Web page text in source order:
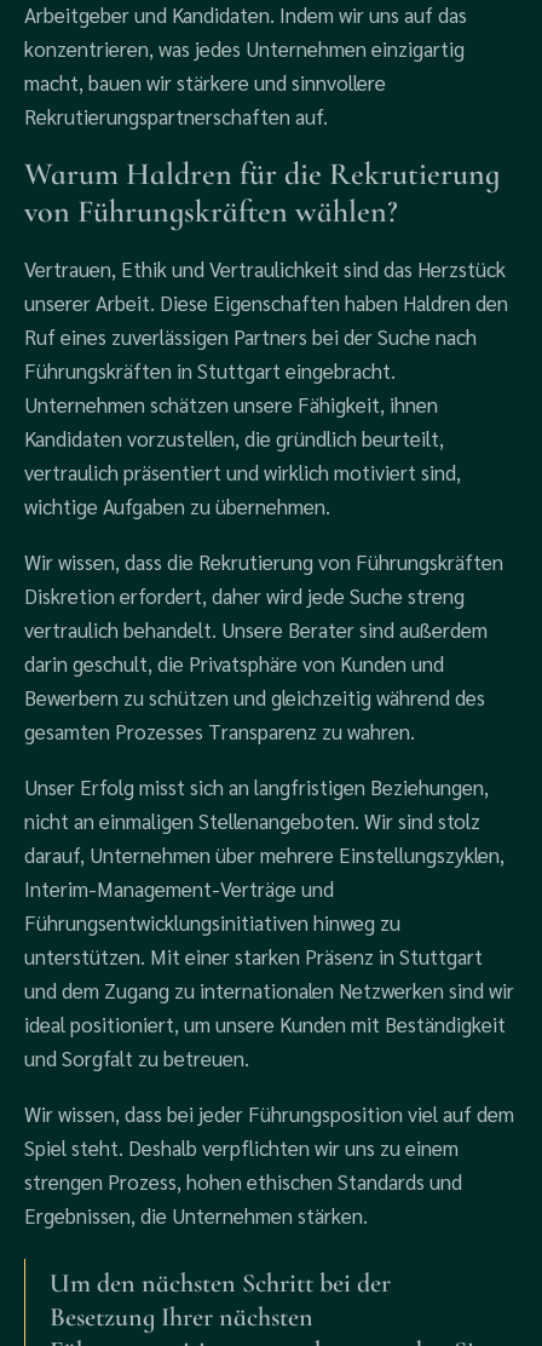
Arbeitgeber und Kandidaten. Indem wir uns auf das
konzentrieren, was jedes Unternehmen einzigartig
macht, bauen wir stärkere und sinnvollere
Rekrutierungspartnerschaften auf.
Warum Haldren für die Rekrutierung
von Führungskräften wählen?
Vertrauen, Ethik und Vertraulichkeit sind das Herzstück
unserer Arbeit. Diese Eigenschaften haben Haldren den
Ruf eines zuverlässigen Partners bei der Suche nach
Führungskräften in Stuttgart eingebracht.
Unternehmen schätzen unsere Fähigkeit, ihnen
Kandidaten vorzustellen, die gründlich beurteilt,
vertraulich präsentiert und wirklich motiviert sind,
wichtige Aufgaben zu übernehmen.
Wir wissen, dass die Rekrutierung von Führungskräften
Diskretion erfordert, daher wird jede Suche streng
vertraulich behandelt. Unsere Berater sind außerdem
darin geschult, die Privatsphäre von Kunden und
Bewerbern zu schützen und gleichzeitig während des
gesamten Prozesses Transparenz zu wahren.
Unser Erfolg misst sich an langfristigen Beziehungen,
nicht an einmaligen Stellenangeboten. Wir sind stolz
darauf, Unternehmen über mehrere Einstellungszyklen,
Interim-Management-Verträge und
Führungsentwicklungsinitiativen hinweg zu
unterstützen. Mit einer starken Präsenz in Stuttgart
und dem Zugang zu internationalen Netzwerken sind wir
ideal positioniert, um unsere Kunden mit Beständigkeit
und Sorgfalt zu betreuen.
Wir wissen, dass bei jeder Führungsposition viel auf dem
Spiel steht. Deshalb verpflichten wir uns zu einem
strengen Prozess, hohen ethischen Standards und
Ergebnissen, die Unternehmen stärken.
Um den nächsten Schritt bei der
Besetzung Ihrer nächsten